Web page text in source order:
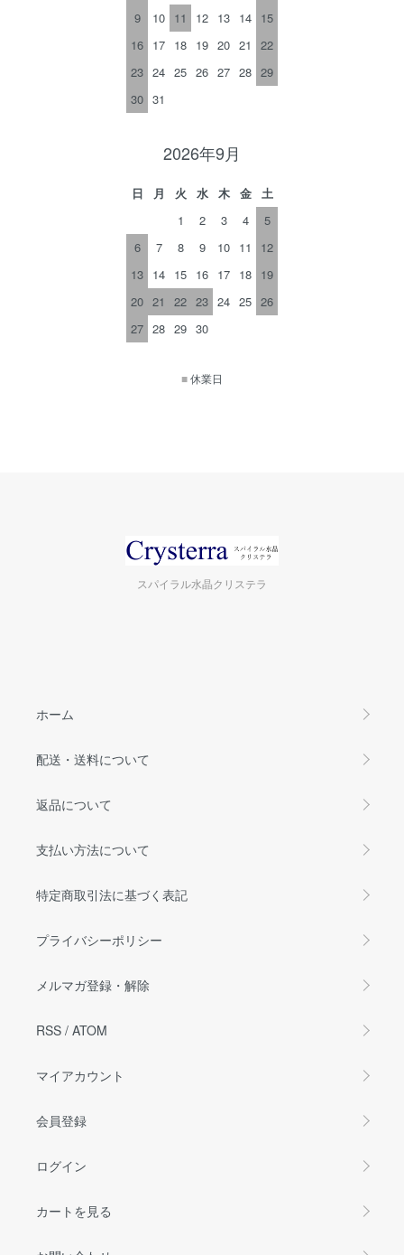
9
10 11 12 13 14 15
16 17 18 19 20 21
22
23 24 25 26 27 28 29
30 31
2026年9月
日 月 火 水 木 金
土
1
2 3 4
5
6
7 8 9 10 11
12
13 14 15 16 17 18 19
20 21 22 23 24 25 26
27 28 29 30
■休業日
スパイラル水晶クリステラ
ホーム
配送・送料について
返品について
支払い方法について
特定商取引法に基づく表記
プライバシーポリシー
メルマガ登録・解除
RSS / ATOM
マイアカウント
会員登録
ログイン
カートを見る